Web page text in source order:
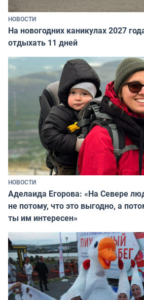
НОВОСТИ
На новогодних каникулах 2027
отдыхать 11 дней
НОВОСТИ
Аделаида Егорова: «На Севере
не потому, что это выгодно, а
ты им интересен»